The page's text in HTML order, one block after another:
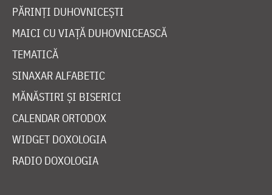
PĂRINȚI DUHOVNICEȘTI
MAICI CU VIAȚĂ DUHOVNICEASCĂ
TEMATICĂ
SINAXAR ALFABETIC
MĂNĂSTIRI ȘI BISERICI
CALENDAR ORTODOX
WIDGET DOXOLOGIA
RADIO DOXOLOGIA